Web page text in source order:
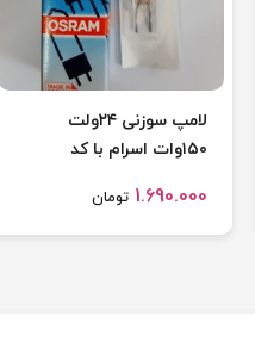
لامپ سوزنی ۲۴ولت
۱۵۰وات اسرام با کد
تومان1.690.000